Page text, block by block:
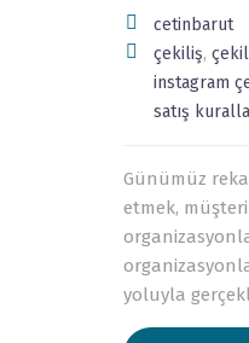
cetinbarut
çekiliş,
instagram
satış
Günümüz
etmek,
yoluyla